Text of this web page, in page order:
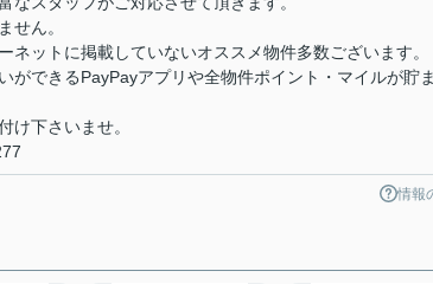
せん。
ットに掲載していないオススメ物件多数ございます。
ができるPayPayアプリや全物件ポイント・マイルが貯
け下さいませ。
情報